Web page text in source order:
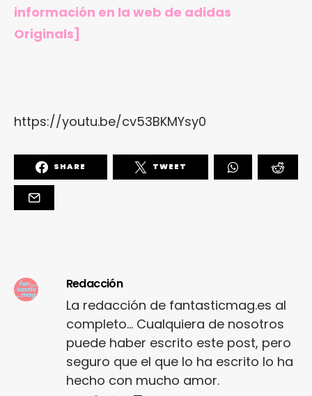
información en la web de adidas
Originals]
https://youtu.be/cv53BKMYsy0
SHARE TWEET
Redacción
La redacción de fantasticmag.es al
completo... Cualquiera de nosotros
puede haber escrito este post, pero
seguro que el que lo ha escrito lo ha
hecho con mucho amor.